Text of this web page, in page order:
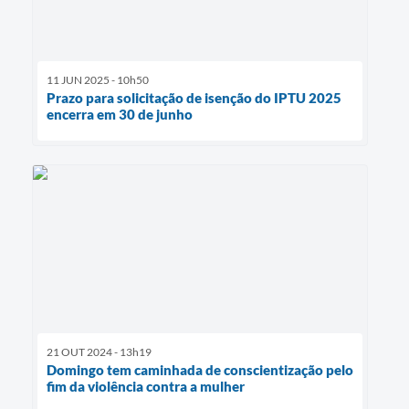
11 JUN 2025 - 10h50
Prazo para solicitação de isenção do IPTU 2025
encerra em 30 de junho
21 OUT 2024 - 13h19
Domingo tem caminhada de conscientização pelo
fim da violência contra a mulher